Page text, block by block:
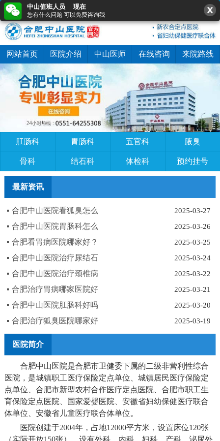
网站首页 医院介绍 中山医师 在线咨询 来院路线
肛肠科 胃肠科 五官科 腋臭
骨科 结石科 体检科 预约挂号
最新资讯
2025-03-27
合肥中山医院看狐臭怎么
2025-03-26
合肥中山医院胃肠科怎么
2025-03-25
合肥看胃病医院哪家好？
2025-03-24
合肥中山医院治疗尿结石
2025-03-22
合肥中山医院治疗颈椎病
2025-03-21
合肥治疗胃病哪家医院好
2025-03-20
合肥中山医院肛肠科好吗
2025-03-19
合肥治疗狐臭医院哪家好
医院简介
合肥中山医院是合肥市卫健委下属的二级非营利性综合
医院，是城镇职工医疗保险定点单位、城镇居民医疗保险定
点单位、合肥市新型农村合作医疗定点医院、合肥市职工生
育保险定点医院、国家爱婴医院、安徽省妇幼保健医疗联合
体单位、安徽省儿童医疗联合体单位。
医院创建于2004年，占地12000平方米，设置床位120张
（实际开放150张），设有外科、内科、妇科、产科、泌尿外
0551-64255308
中山值班人员 现在
您有什么问题 可以免费咨询我